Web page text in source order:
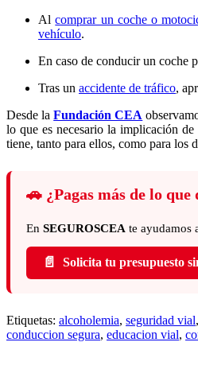
Alcomprar un coche o
vehículo.
En caso de conducir un coche
Tras un accidente de tráfico,
Desde laFundación CEA
lo que es necesario la implicación
tiene, tanto para ellos, como para los
🚗 ¿Pagas más de lo
En SEGUROSCEA te ayudamos
📄 Solicita tu presupuesto
Etiquetas: alcoholemia, seguridad vial,
conduccion segura, educacion vial,